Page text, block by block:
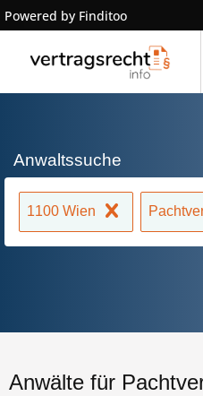
Powered by Finditoo
Anwaltssuche
1100 Wien
Anwälte für